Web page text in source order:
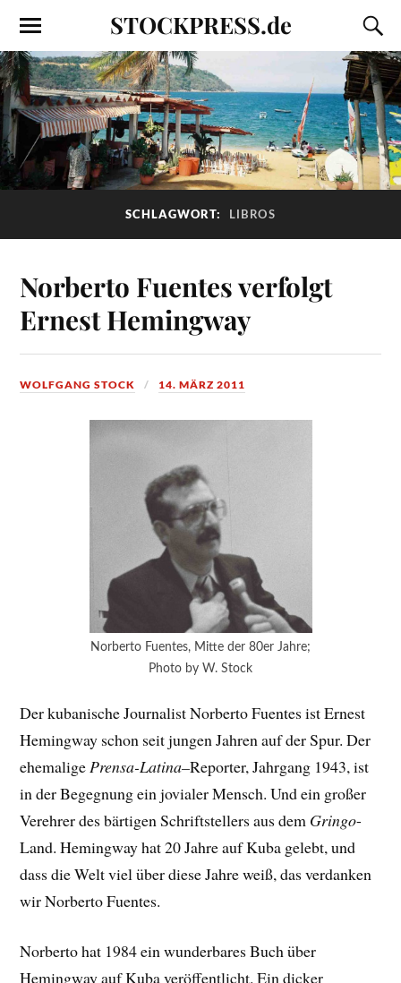
STOCKPRESS.de
SCHLAGWORT: LIBROS
Norberto Fuentes verfolgt
Ernest Hemingway
WOLFGANG STOCK 14. MÄRZ 2011
Norberto Fuentes, Mitte der 80er Jahre;
Photo by W. Stock
Der kubanische Journalist Norberto Fuentes ist Ernest
Hemingway schon seit jungen Jahren auf der Spur. Der
ehemalige Prensa-Latina–Reporter, Jahrgang 1943, ist
in der Begegnung ein jovialer Mensch. Und ein großer
Verehrer des bärtigen Schriftstellers aus dem Gringo-
Land. Hemingway hat 20 Jahre auf Kuba gelebt, und
dass die Welt viel über diese Jahre weiß, das verdanken
wir Norberto Fuentes.
Norberto hat 1984 ein wunderbares Buch über
Hemingway auf Kuba veröffentlicht. Ein dicker